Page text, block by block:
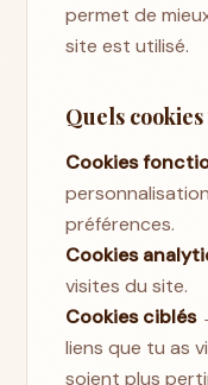
permet de
site est utilisé.
Quels
Cookies
préférences.
Cookies
visites du site.
Cookies ciblés
liens que tu as
soient plus